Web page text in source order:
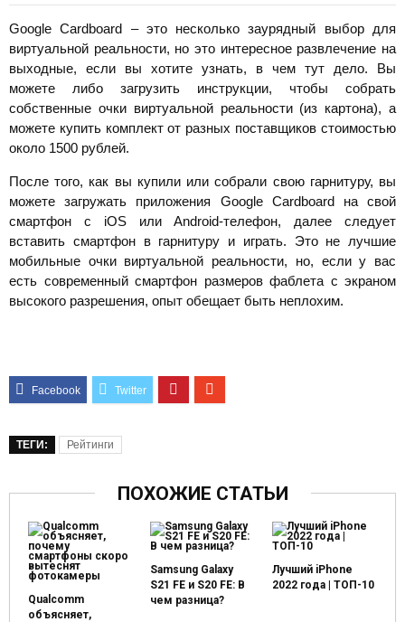
Google Cardboard – это несколько заурядный выбор для
виртуальной реальности, но это интересное развлечение на
выходные, если вы хотите узнать, в чем тут дело. Вы
можете либо загрузить инструкции, чтобы собрать
собственные очки виртуальной реальности (из картона), а
можете купить комплект от разных поставщиков стоимостью
около 1500 рублей.
После того, как вы купили или собрали свою гарнитуру, вы
можете загружать приложения Google Cardboard на свой
смартфон с iOS или Android-телефон, далее следует
вставить смартфон в гарнитуру и играть. Это не лучшие
мобильные очки виртуальной реальности, но, если у вас
есть современный смартфон размеров фаблета с экраном
высокого разрешения, опыт обещает быть неплохим.
ТЕГИ: Рейтинги
ПОХОЖИЕ СТАТЬИ
Qualcomm
объясняет,
Samsung Galaxy
S21 FE и S20 FE: В
чем разница?
Лучший iPhone
2022 года | ТОП-10